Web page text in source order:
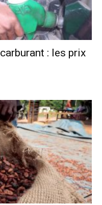
: les prix